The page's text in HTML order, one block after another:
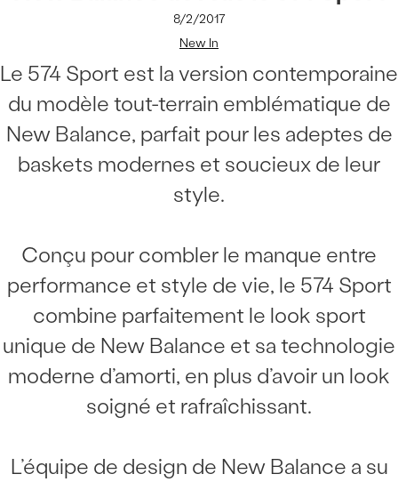
8/2/2017
New In
Le 574 Sport est la version contemporaine
du modèle tout-terrain emblématique de
New Balance, parfait pour les adeptes de
baskets modernes et soucieux de leur
style.
Conçu pour combler le manque entre
performance et style de vie, le 574 Sport
combine parfaitement le look sport
unique de New Balance et sa technologie
moderne d’amorti, en plus d’avoir un look
soigné et rafraîchissant.
L’équipe de design de New Balance a su